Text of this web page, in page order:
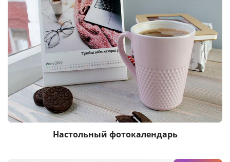
Настольный фотокалендарь